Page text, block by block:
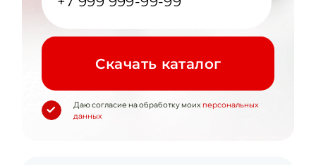
Cкачать каталог
Даю согласие на обработку моих персональных
данных